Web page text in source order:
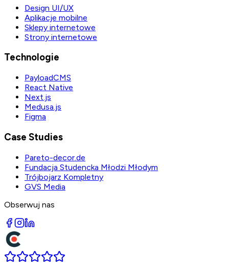
Design UI/UX
Aplikacje mobilne
Sklepy internetowe
Strony internetowe
Technologie
PayloadCMS
React Native
Next.js
Medusa.js
Figma
Case Studies
Pareto-decor.de
Fundacja Studencka Młodzi Młodym
Trójbojarz Kompletny
GVS Media
Obserwuj nas